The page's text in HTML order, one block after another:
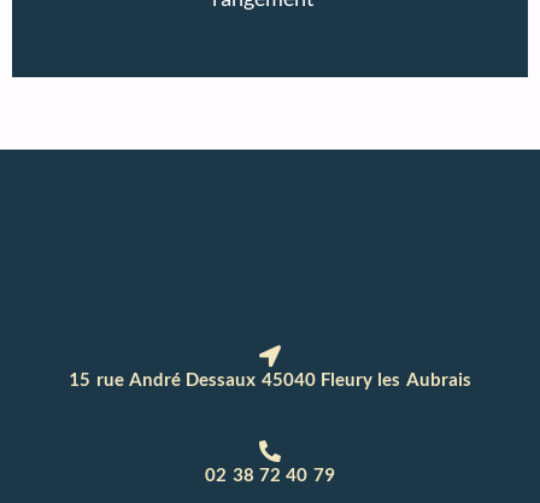
15 rue André Dessaux 45040 Fleury les Aubrais
02 38 72 40 79